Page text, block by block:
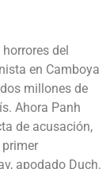
del
en Camboya
millones de
Ahora Panh
de acusación,
apodado Duch.